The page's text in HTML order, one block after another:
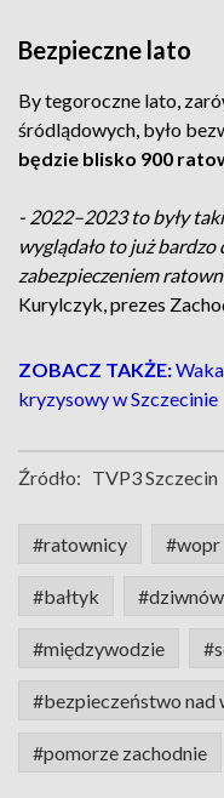
Bezpieczne lato
By tegoroczne lato,
śródlądowych, było
będzie blisko 900
- 2022–2023 to były
wyglądało to już
zabezpieczeniem
Kurylczyk, prezes
ZOBACZ TAKŻE:
kryzysowy w Szczecinie
Źródło: TVP3 Szczecin
#ratownicy #wopr
#bałtyk #dziwnów
#międzywodzie
#bezpieczeństwo nad
#pomorze zachodnie